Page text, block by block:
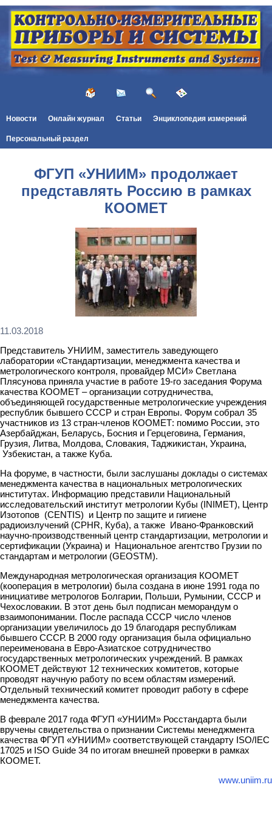
Новости Онлайн журнал Статьи Энциклопедия измерений
Персональный раздел
ФГУП «УНИИМ» продолжает
представлять Россию в рамках
КООМЕТ
11.03.2018
Представитель УНИИМ, заместитель заведующего
лаборатории «Стандартизации, менеджмента качества и
метрологического контроля, провайдер МСИ» Светлана
Плясунова приняла участие в работе 19-го заседания Форума
качества КООМЕТ – организации сотрудничества,
объединяющей государственные метрологические учреждения
республик бывшего СССР и стран Европы. Форум собрал 35
участников из 13 стран-членов КООМЕТ: помимо России, это
Азербайджан, Беларусь, Босния и Герцеговина, Германия,
Грузия, Литва, Молдова, Словакия, Таджикистан, Украина,
Узбекистан, а также Куба.
На форуме, в частности, были заслушаны доклады о системах
менеджмента качества в национальных метрологических
институтах. Информацию представили Национальный
исследовательский институт метрологии Кубы (INIMET), Центр
Изотопов (CENTIS) и Центр по защите и гигиене
радиоизлучений (CPHR, Куба), а также Ивано-Франковский
научно-производственный центр стандартизации, метрологии и
сертификации (Украина) и Национальное агентство Грузии по
стандартам и метрологии (GEOSTM).
Международная метрологическая организация КООМЕТ
(кооперация в метрологии) была создана в июне 1991 года по
инициативе метрологов Болгарии, Польши, Румынии, СССР и
Чехословакии. В этот день был подписан меморандум о
взаимопонимании. После распада СССР число членов
организации увеличилось до 19 благодаря республикам
бывшего СССР. В 2000 году организация была официально
переименована в Евро-Азиатское сотрудничество
государственных метрологических учреждений. В рамках
КООМЕТ действуют 12 технических комитетов, которые
проводят научную работу по всем областям измерений.
Отдельный технический комитет проводит работу в сфере
менеджмента качества.
В феврале 2017 года ФГУП «УНИИМ» Росстандарта были
вручены свидетельства о признании Системы менеджмента
качества ФГУП «УНИИМ» соответствующей стандарту ISO/IEC
17025 и ISO Guide 34 по итогам внешней проверки в рамках
КООМЕТ.
www.uniim.ru